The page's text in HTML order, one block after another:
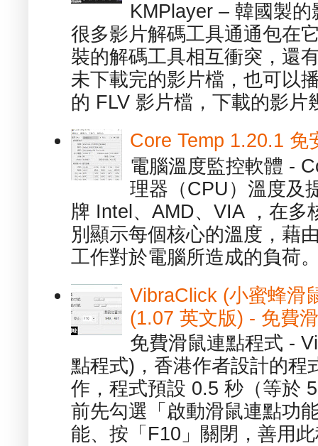
KMPlayer – 韓國製
很多影片解碼工具通通包在
裝的解碼工具相互衝突，還
未下載完的影片檔，也可以
的 FLV 影片檔，下載的影片
Core Temp 1.20.1 免
電腦溫度監控軟體 -
理器（CPU）溫度及
牌 Intel、AMD、VIA ，在多
別顯示每個核心的溫度，藉
工作對於電腦所造成的負荷
VibraClick (小蜜蜂滑
(1.07 英文版) - 免費
免費滑鼠連點程式 -
點程式)，香港作者設計的程
作，程式預設 0.5 秒（等於
前先勾選「啟動滑鼠連點功
能、按「F10」關閉，善用